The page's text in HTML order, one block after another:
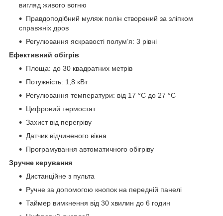
вигляд живого вогню
Правдоподібний муляж полін створений за зліпком
справжніх дров
Регулювання яскравості полум’я: 3 рівні
Ефективний обігрів
Площа: до 30 квадратних метрів
Потужність: 1,8 кВт
Регулювання температури: від 17 °C до 27 °C
Цифровий термостат
Захист від перегріву
Датчик відчиненого вікна
Програмування автоматичного обігріву
Зручне керування
Дистанційне з пульта
Ручне за допомогою кнопок на передній панелі
Таймер вимкнення від 30 хвилин до 6 годин